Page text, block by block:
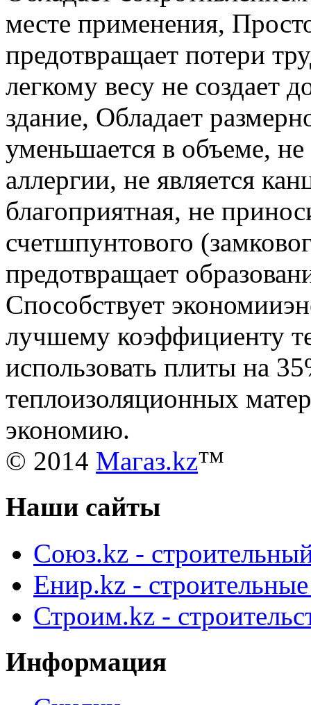
месте применения,
предотвращает потери
легкому весу не создает
здание, Обладает
уменьшается в объеме,
аллергии, не является
благоприятная, не
счетшпунтового
предотвращает
Способствует
лучшему коэффициенту
использовать плиты на
теплоизоляционных
экономию.
© 2014 Магаз.kz™
Наши сайты
Союз.kz -
Енир.kz -
Строим.kz -
Информация